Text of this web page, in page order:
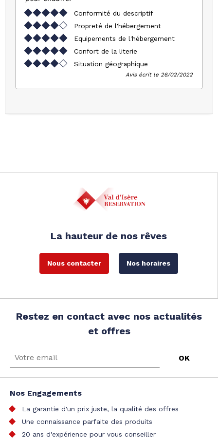
Conformité du descriptif
Propreté de l'hébergement
Equipements de l'hébergement
Confort de la literie
Situation géographique
Avis écrit le 26/02/2022
La hauteur de nos rêves
Nous contacter Nos horaires
Restez en contact avec nos actualités
et offres
Nos Engagements
La garantie d'un prix juste, la qualité des offres
Une connaissance parfaite des produits
20 ans d'expérience pour vous conseiller